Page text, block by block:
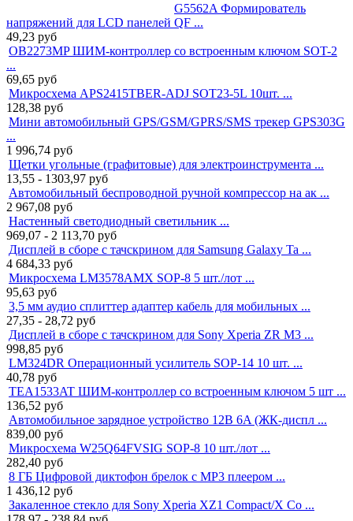
G5562A Формирователь
напряжений для LCD панелей QF ...
49,23 руб
OB2273MP ШИМ-контроллер со встроенным ключом SOT-2
...
69,65 руб
Микросхема APS2415TBER-ADJ SOT23-5L 10шт. ...
128,38 руб
Мини автомобильный GPS/GSM/GPRS/SMS трекер GPS303G
...
1 996,74 руб
Щетки угольные (графитовые) для электроинструмента ...
13,55 - 1303,97 руб
Автомобильный беспроводной ручной компрессор на ак ...
2 967,08 руб
Настенный светодиодный светильник ...
969,07 - 2 113,70 руб
Дисплей в сборе с тачскрином для Samsung Galaxy Ta ...
4 684,33 руб
Микросхема LM3578AMX SOP-8 5 шт./лот ...
95,63 руб
3,5 мм аудио сплиттер адаптер кабель для мобильных ...
27,35 - 28,72 руб
Дисплей в сборе с тачскрином для Sony Xperia ZR M3 ...
998,85 руб
LM324DR Операционный усилитель SOP-14 10 шт. ...
40,78 руб
TEA1533AT ШИМ-контроллер со встроенным ключом 5 шт ...
136,52 руб
Автомобильное зарядное устройство 12В 6A (ЖК-диспл ...
839,00 руб
Микросхема W25Q64FVSIG SOP-8 10 шт./лот ...
282,40 руб
8 ГБ Цифровой диктофон брелок с MP3 плеером ...
1 436,12 руб
Закаленное стекло для Sony Xperia XZ1 Compact/X Co ...